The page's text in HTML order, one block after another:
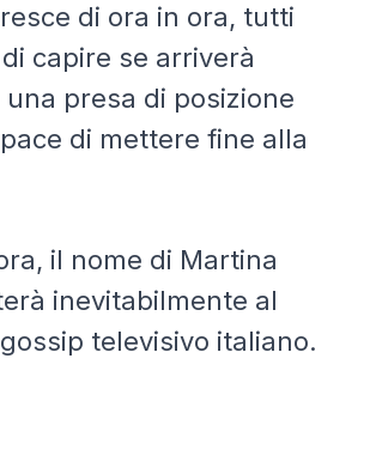
di ora in ora, tutti
capire se arriverà
presa di posizione
di mettere fine alla
il nome di Martina
inevitabilmente al
televisivo italiano.